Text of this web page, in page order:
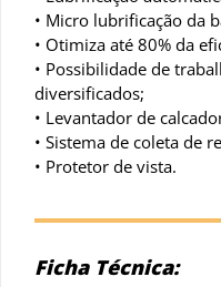
• Micro lubrificação da
• Otimiza até 80% da
• Possibilidade de
diversificados;
• Levantador de
• Sistema de coleta de
• Protetor de vista.
Ficha Técnica: